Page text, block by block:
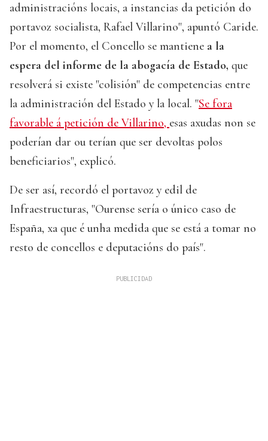
administracións locais, a instancias da petición do
portavoz socialista, Rafael Villarino", apuntó Caride.
Por el momento, el Concello se mantiene a la
espera del informe de la abogacía de Estado, que
resolverá si existe "colisión" de competencias entre
la administración del Estado y la local. "Se fora
favorable á petición de Villarino, esas axudas non se
poderían dar ou terían que ser devoltas polos
beneficiarios", explicó.
De ser así, recordó el portavoz y edil de
Infraestructuras, "Ourense sería o único caso de
España, xa que é unha medida que se está a tomar no
resto de concellos e deputacións do país".